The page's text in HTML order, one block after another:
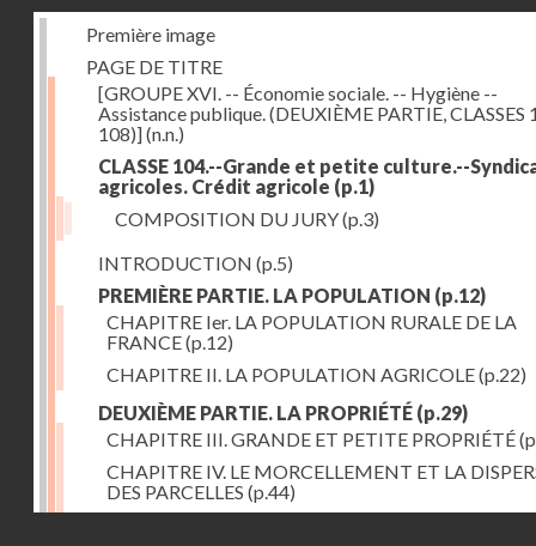
Première image
PAGE DE TITRE
[GROUPE XVI. -- Économie sociale. -- Hygiène --
Assistance publique. (DEUXIÈME PARTIE, CLASSES
108)](n.n.)
CLASSE 104.--Grande et petite culture.--
agricoles. Crédit agricole (p.1)
COMPOSITION DU JURY(p.3)
INTRODUCTION (p.5)
PREMIÈRE PARTIE. LA POPULATION (p.12)
CHAPITRE Ier. LA POPULATION RURALE DE LA
FRANCE(p.12)
CHAPITRE II. LA POPULATION AGRICOLE(p.22)
DEUXIÈME PARTIE. LA PROPRIÉTÉ (p.29)
CHAPITRE III. GRANDE ET PETITE PROPRIÉTÉ
CHAPITRE IV. LE MORCELLEMENT ET LA
DES PARCELLES (p.44)